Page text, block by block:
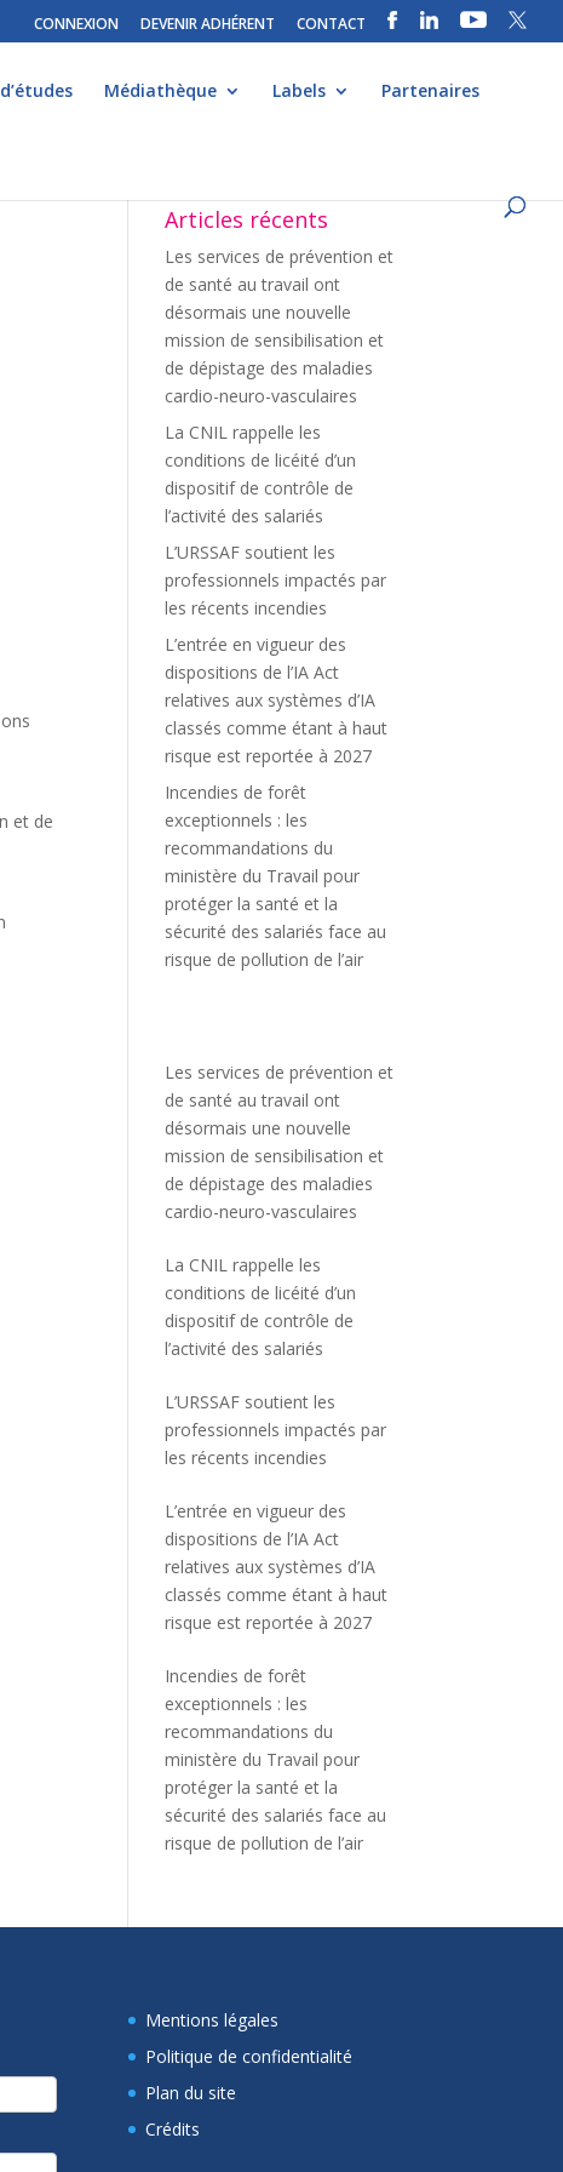
CONNEXION DEVENIR ADHÉRENT CONTACT
Médiathèque Labels Partenaires
et de
Articles récents
Les services de prévention et
de santé au travail ont
désormais une nouvelle
mission de sensibilisation et
de dépistage des maladies
cardio-neuro-vasculaires
La CNIL rappelle les
conditions de licéité d’un
dispositif de contrôle de
l’activité des salariés
L’URSSAF soutient les
professionnels impactés par
les récents incendies
L’entrée en vigueur des
dispositions de l’IA Act
relatives aux systèmes d’IA
classés comme étant à haut
risque est reportée à 2027
Incendies de forêt
exceptionnels : les
recommandations du
ministère du Travail pour
protéger la santé et la
sécurité des salariés face au
risque de pollution de l’air
Les services de prévention et
de santé au travail ont
désormais une nouvelle
mission de sensibilisation et
de dépistage des maladies
cardio-neuro-vasculaires
La CNIL rappelle les
conditions de licéité d’un
dispositif de contrôle de
l’activité des salariés
L’URSSAF soutient les
professionnels impactés par
les récents incendies
L’entrée en vigueur des
dispositions de l’IA Act
relatives aux systèmes d’IA
classés comme étant à haut
risque est reportée à 2027
Incendies de forêt
exceptionnels : les
recommandations du
ministère du Travail pour
protéger la santé et la
sécurité des salariés face au
risque de pollution de l’air
Mentions légales
Politique de confidentialité
Plan du site
Crédits